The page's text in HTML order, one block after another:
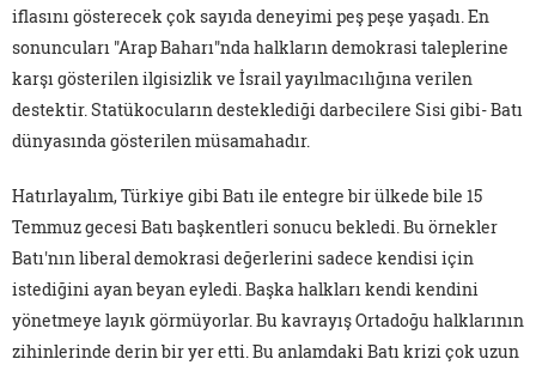
iflasını gösterecek çok sayıda deneyimi peş peşe yaşadı. En
sonuncuları "Arap Baharı"nda halkların demokrasi taleplerine
karşı gösterilen ilgisizlik ve İsrail yayılmacılığına verilen
destektir. Statükocuların desteklediği darbecilere Sisi gibi- Batı
dünyasında gösterilen müsamahadır.
Hatırlayalım, Türkiye gibi Batı ile entegre bir ülkede bile 15
Temmuz gecesi Batı başkentleri sonucu bekledi. Bu örnekler
Batı'nın liberal demokrasi değerlerini sadece kendisi için
istediğini ayan beyan eyledi. Başka halkları kendi kendini
yönetmeye layık görmüyorlar. Bu kavrayış Ortadoğu halklarının
zihinlerinde derin bir yer etti. Bu anlamdaki Batı krizi çok uzun